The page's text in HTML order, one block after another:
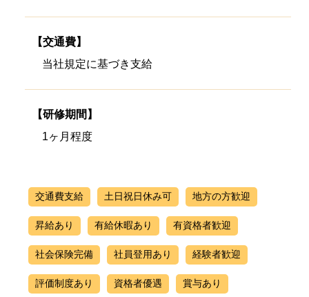
【交通費】
当社規定に基づき支給
【研修期間】
1ヶ月程度
交通費支給 土日祝日休み可 地方の方歓迎
昇給あり 有給休暇あり 有資格者歓迎
社会保険完備 社員登用あり 経験者歓迎
評価制度あり 資格者優遇 賞与あり